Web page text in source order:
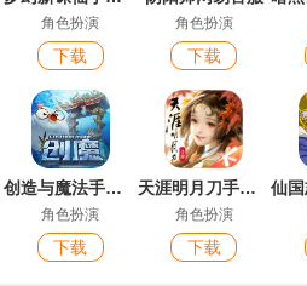
角色扮演
下载
角色扮演
下载
创造与魔法手游官方版
角色扮演
下载
天涯明月刀手游最新版
角色扮演
下载